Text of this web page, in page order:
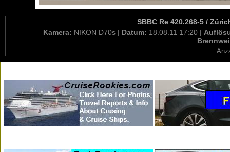
SBBC Re 420.268-5 /
Kamera: NIKON D70s | Datum: 18.08.11 17:20 |